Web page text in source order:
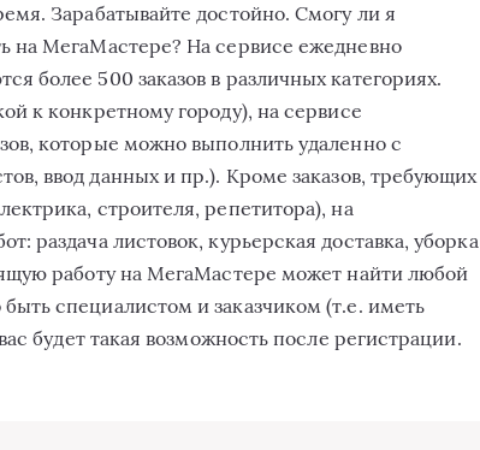
Зарабатывайте достойно. Смогу ли я
на МегаМастере? На сервисе ежедневно
более 500 заказов в различных категориях.
к конкретному городу), на сервисе
которые можно выполнить удаленно с
ввод данных и пр.). Кроме заказов, требующих
строителя, репетитора), на
раздача листовок, курьерская доставка, уборка
работу на МегаМастере может найти любой
специалистом и заказчиком (т.е. иметь
будет такая возможность после регистрации.